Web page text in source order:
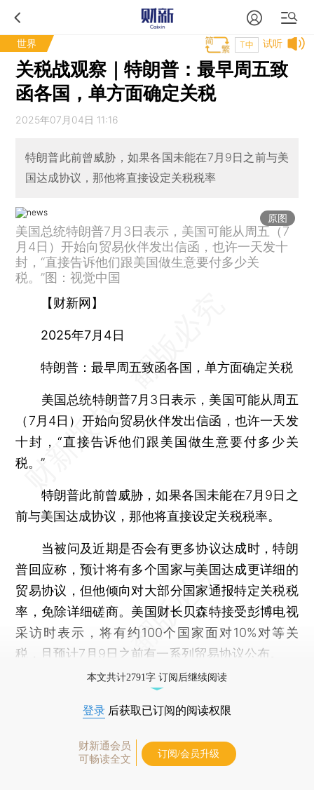
世界 试听
T中
关税战观察｜特朗普：最早周五致
函各国，单方面确定关税
2025年07月04日 11:16
特朗普此前曾威胁，如果各国未能在7月9日之前与美
国达成协议，那他将直接设定关税税率
原图
美国总统特朗普7月3日表示，美国可能从周五（7
月4日）开始向贸易伙伴发出信函，也许一天发十
封，“直接告诉他们跟美国做生意要付多少关
税。”图：视觉中国
【财新网】
2025年7月4日
特朗普：最早周五致函各国，单方面确定关税
美国总统特朗普7月3日表示，美国可能从周五
（7月4日）开始向贸易伙伴发出信函，也许一天发
十封，“直接告诉他们跟美国做生意要付多少关
税。”
特朗普此前曾威胁，如果各国未能在7月9日之
前与美国达成协议，那他将直接设定关税税率。
当被问及近期是否会有更多协议达成时，特朗
普回应称，预计将有多个国家与美国达成更详细的
贸易协议，但他倾向对大部分国家通报特定关税税
率，免除详细磋商。美国财长贝森特接受彭博电视
采访时表示，将有约100个国家面对10%对等关
税，且预计7月9日之前有一系列贸易协议公布。
本文共计2791字 订阅后继续阅读
登录 后获取已订阅的阅读权限
财新通会员
可畅读全文
订阅/会员升级